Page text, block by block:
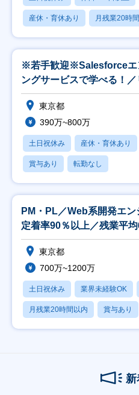
産休・育休あり 月残業20時
※若手歓迎※Salesforceエ
ングサービスで学べる！／
東京都
390万~800万
土日祝休み 産休・育休あり
賞与あり 転勤なし
PM・PL／Web系開発エ
定着率90％以上／残業平均
東京都
700万~1200万
土日祝休み 業界未経験OK
月残業20時間以内 賞与あり
新